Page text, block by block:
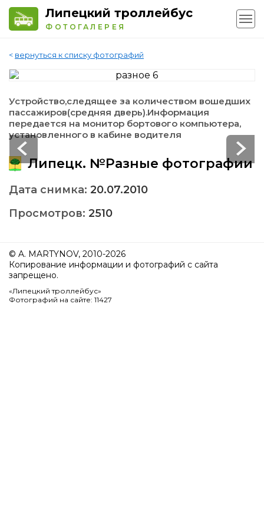
Липецкий троллейбус
ФОТОГАЛЕРЕЯ
< вернуться к списку фотографий
Устройство,следящее за количеством вошедших
пассажиров(средняя дверь).Информация
передается на монитор бортового компьютера,
установленного в кабине водителя
Липецк. №Разные фотографии
Дата снимка: 20.07.2010
Просмотров: 2510
© A. MARTYNOV, 2010-2026
Копирование информации и фотографий с сайта
запрещено.
«Липецкий троллейбус»
Фотографий на сайте: 11427